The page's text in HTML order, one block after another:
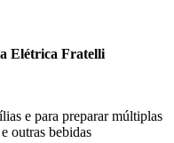
Elétrica Fratelli
e para preparar múltiplas
outras bebidas